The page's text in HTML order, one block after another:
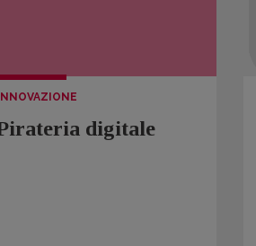
INNOVAZIONE
digitale